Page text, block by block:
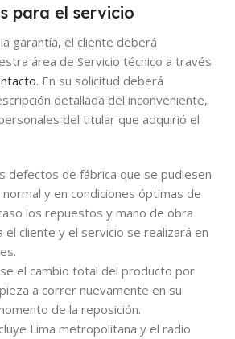
para el servicio
garantía, el cliente deberá
área de Servicio técnico a través
. En su solicitud deberá
detallada del inconveniente,
del titular que adquirió el
defectos de fábrica que se pudiesen
y en condiciones óptimas de
los repuestos y mano de obra
el cliente y el servicio se realizará en
el cambio total del producto por
a correr nuevamente en su
de la reposición.
Lima metropolitana y el radio